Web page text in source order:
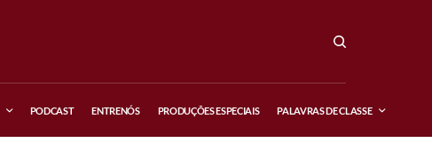
PODCAST ENTRENÓS PRODUÇÕES ESPECIAIS PALAVRAS DE CLASSE